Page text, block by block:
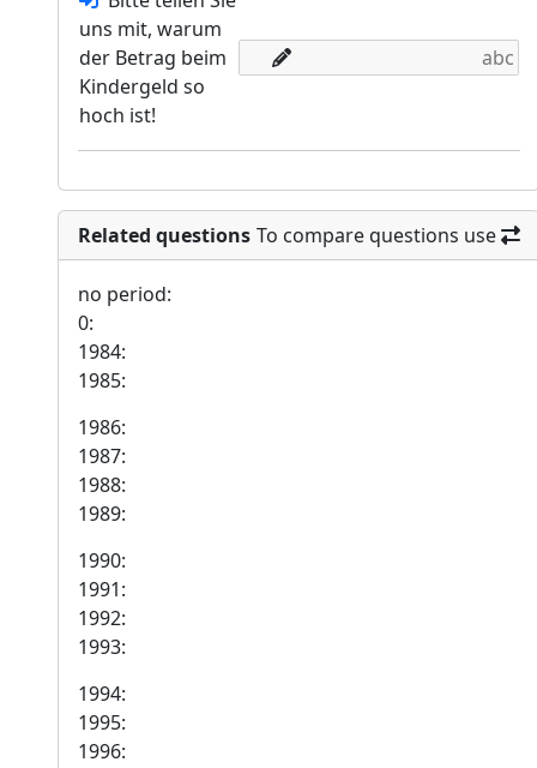
uns mit, warum
der Betrag beim
Kindergeld so
hoch ist!
Related questions To compare questions use
no period:
0:
1984:
1985:
1986:
1987:
1988:
1989:
1990:
1991:
1992:
1993:
1994:
1995:
1996: